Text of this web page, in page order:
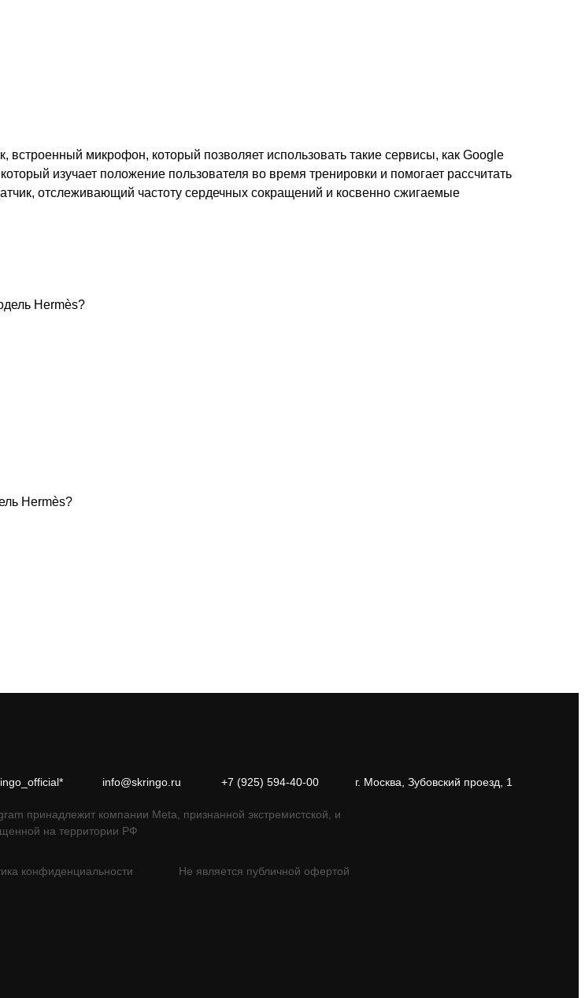
встроенный микрофон, который позволяет использовать такие сервисы, как Google
изучает положение пользователя во время тренировки и помогает рассчитать
отслеживающий частоту сердечных сокращений и косвенно сжигаемые
Hermès?
info@skringo.ru +7 (925) 594-40-00 г. Москва, Зубовский проезд, 1
принадлежит компании Meta, признанной экстремистской, и
на территории РФ
конфиденциальности Не является публичной офертой